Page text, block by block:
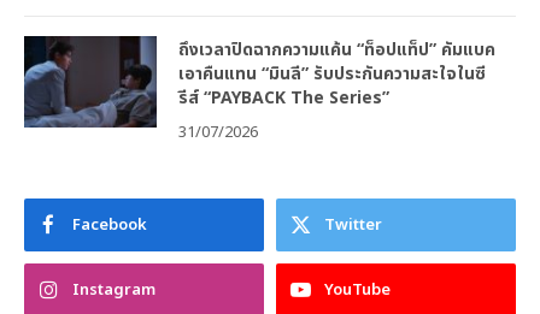
ถึงเวลาปิดฉากความแค้น “ท็อปแท็ป” คัมแบค
เอาคืนแทน “มินลี” รับประกันความสะใจในซี
รีส์ “PAYBACK The Series”
31/07/2026
Facebook Twitter
Instagram YouTube